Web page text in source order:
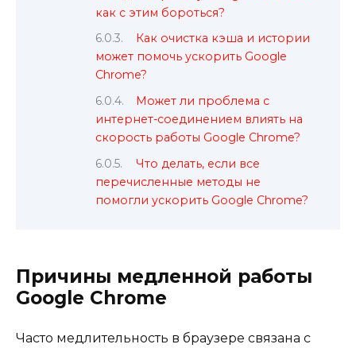
как с этим бороться?
Как очистка кэша и истории
может помочь ускорить Google
Chrome?
Может ли проблема с
интернет-соединением влиять на
скорость работы Google Chrome?
Что делать, если все
перечисленные методы не
помогли ускорить Google Chrome?
Причины медленной работы
Google Chrome
Часто медлительность в браузере связана с